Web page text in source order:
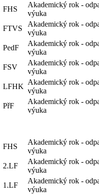
FHS
Akademický rok -
výuka
FTVS
Akademický rok -
výuka
PedF
Akademický rok -
výuka
FSV
Akademický rok -
výuka
LFHK
Akademický rok -
výuka
PřF
Akademický rok -
výuka
FHS
Akademický rok -
výuka
2.LF
Akademický rok -
výuka
1.LF
Akademický rok -
výuka